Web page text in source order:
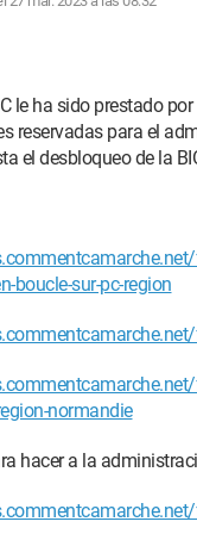
le ha sido prestado
reservadas para el
el desbloqueo de la
boucle-sur-pc-region
normandie
hacer a la